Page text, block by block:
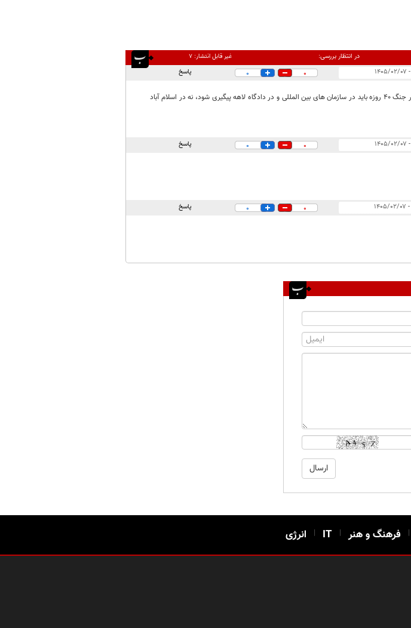
در انتظار بررسی: غیر قابل انتشار:۷
0
0 پاسخ
خسارات مردم ایران و کشور ایران در جنگ 12 روزه و در جنگ 40 روزه باید در سازمان های بین المللی و در دادگاه لاهه پیگیری شود، نه در اسلام آباد
0
0 پاسخ
0
0 پاسخ
| فرهنگ و هنر |
IT
| انرژی